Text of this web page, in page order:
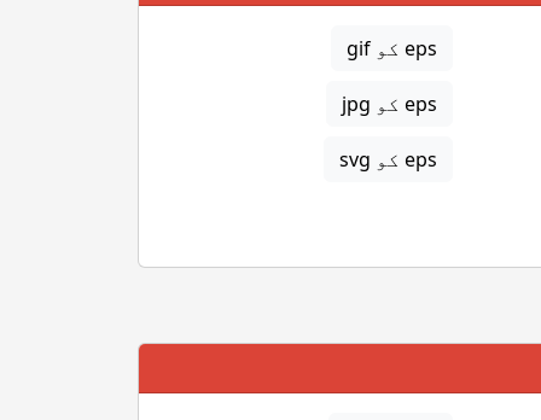
eps کو gif
eps کو jpg
eps کو svg